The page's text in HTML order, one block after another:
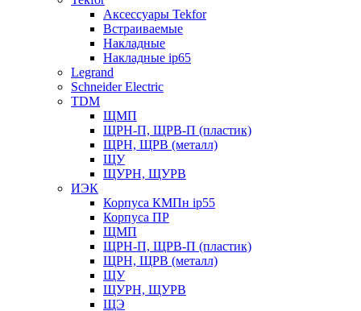
Аксессуары Tekfor
Встраиваемые
Накладные
Накладные ip65
Legrand
Schneider Electric
TDM
ЩМП
ЩРН-П, ЩРВ-П (пластик)
ЩРН, ЩРВ (металл)
ЩУ
ЩУРН, ЩУРВ
ИЭК
Корпуса КМПн ip55
Корпуса ПР
ЩМП
ЩРН-П, ЩРВ-П (пластик)
ЩРН, ЩРВ (металл)
ЩУ
ЩУРН, ЩУРВ
ЩЭ